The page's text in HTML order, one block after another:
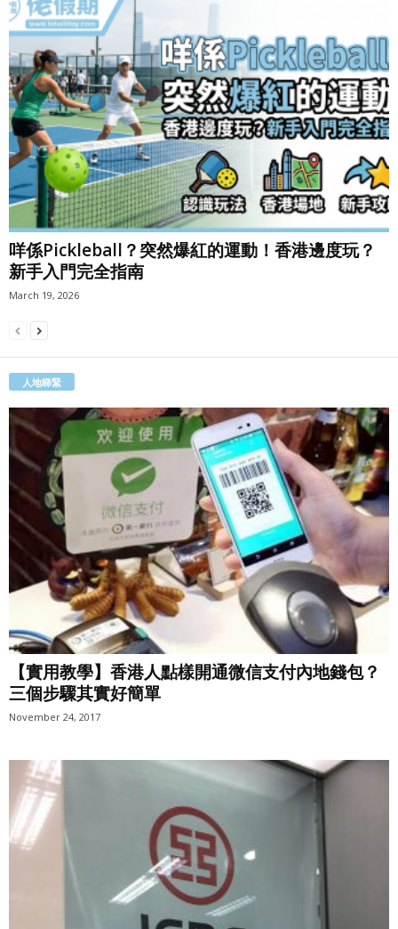
咩係Pickleball？突然爆紅的運動！香港邊度玩？
新手入門完全指南
March 19, 2026
人地睇緊
【實用教學】香港人點樣開通微信支付內地錢包？
三個步驟其實好簡單
November 24, 2017